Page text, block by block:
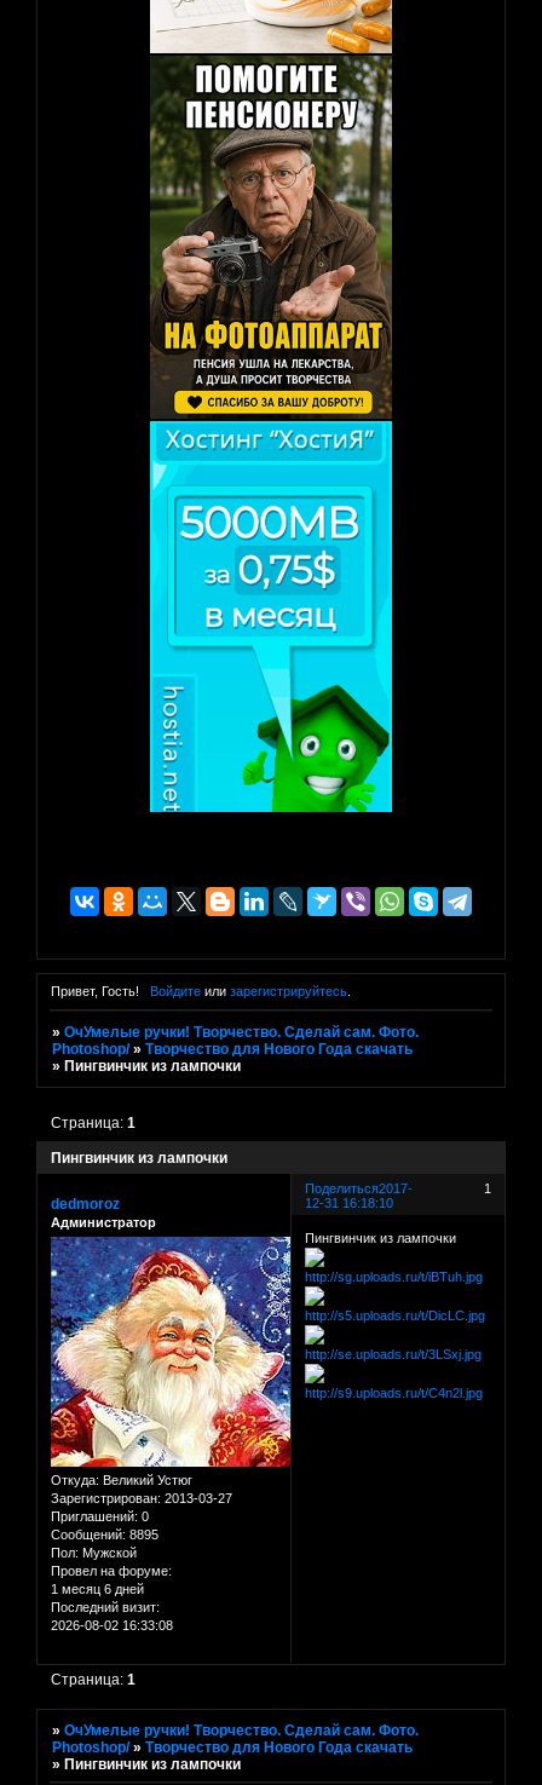
Привет, Гость! Войдитеили зарегистрируйтесь.
»ОчУмелые ручки! Творчество. Сделай сам. Фото.
Photoshop/ »Творчество для Нового Года скачать
» Пингвинчик из лампочки
Пингвинчик из лампочки
Страница:1
Поделиться 1
2017-
12-31 16:18:10
dedmoroz
Администратор
Откуда: Великий Устюг
Зарегистрирован: 2013-03-27
Приглашений: 0
Сообщений: 8895
Пол: Мужской
Провел на форуме:
1 месяц 6 дней
Последний визит:
2026-08-02 16:33:08
Пингвинчик из лампочки
Страница:1
»ОчУмелые ручки! Творчество. Сделай сам. Фото.
Photoshop/ »Творчество для Нового Года скачать
»Пингвинчик из лампочки